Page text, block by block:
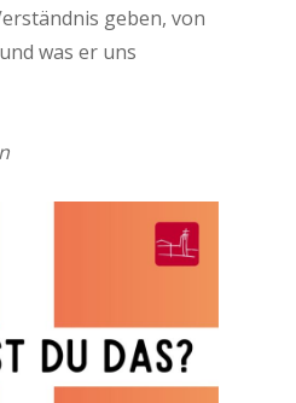
geben, von
was er uns